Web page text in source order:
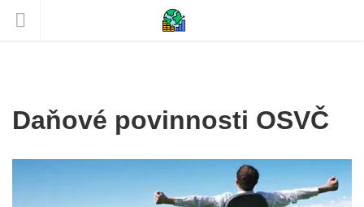
Daňové povinnosti OSVČ